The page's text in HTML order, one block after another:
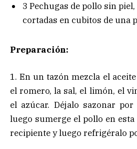
3 Pechugas de pollo sin
cortadas en cubitos de una
Preparación:
1. En un tazón mezcla el
el romero, la sal, el limón, el
el azúcar. Déjalo sazonar
luego sumerge el pollo en
recipiente y luego refrigéralo